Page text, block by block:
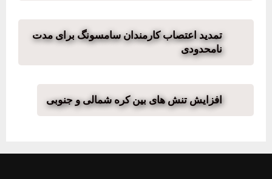
تمدید اعتصاب کارمندان سامسونگ برای مدت
نامحدودی
افزایش تنش های بین کره شمالی و جنوبی